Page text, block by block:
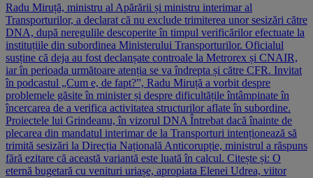
Radu Miruță, ministru al Apărării și ministru interimar al
Transporturilor, a declarat că nu exclude trimiterea unor sesizări către
DNA, după neregulile descoperite în timpul verificărilor efectuate la
instituțiile din subordinea Ministerului Transporturilor. Oficialul
susține că deja au fost declanșate controale la Metrorex și CNAIR,
iar în perioada următoare atenția se va îndrepta și către CFR. Invitat
în podcastul „Cum e, de fapt?”, Radu Miruță a vorbit despre
problemele găsite în minister și despre dificultățile întâmpinate în
încercarea de a verifica activitatea structurilor aflate în subordine.
Proiectele lui Grindeanu, în vizorul DNA Întrebat dacă înainte de
plecarea din mandatul interimar de la Transporturi intenționează să
trimită sesizări la Direcția Națională Anticorupție, ministrul a răspuns
fără ezitare că această variantă este luată în calcul. Citește și: O
eternă bugetară cu venituri uriașe, apropiata Elenei Udrea, viitor